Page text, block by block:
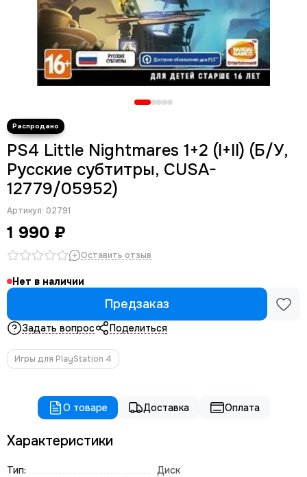
PS4 Little Nightmares 1+2 (I+II) (Б/У,
Русские субтитры, CUSA-
12779/05952)
Артикул: 02791
1 990 ₽
Оставить отзыв
Нет в наличии
Предзаказ
Задать вопрос Поделиться
Игры для PlayStation 4
О товаре Доставка Оплата
Характеристики
Тип:
Диск